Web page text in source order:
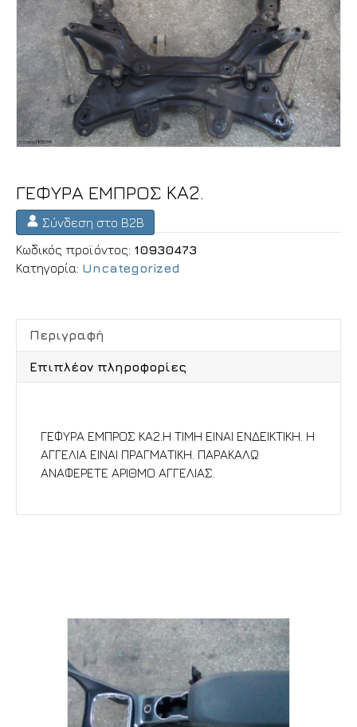
ΓΕΦΥΡΑ ΕΜΠΡΟΣ KA2.
Σύνδεση στο B2B
Κωδικός προϊόντος: 10930473
Κατηγορία: Uncategorized
Περιγραφή
Επιπλέον πληροφορίες
ΓΕΦΥΡΑ ΕΜΠΡΟΣ KA2.Η ΤΙΜΗ ΕΙΝΑΙ ΕΝΔΕΙΚΤΙΚΗ. Η
ΑΓΓΕΛΙΑ ΕΙΝΑΙ ΠΡΑΓΜΑΤΙΚΗ. ΠΑΡΑΚΑΛΩ
ΑΝΑΦΕΡΕΤΕ ΑΡΙΘΜΟ ΑΓΓΕΛΙΑΣ.